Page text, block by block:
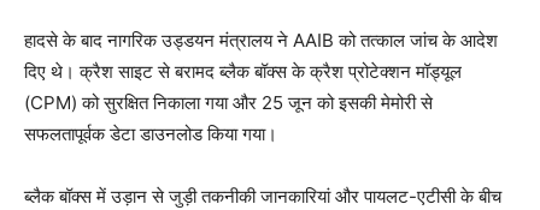
हादसे के बाद नागरिक उड्डयन मंत्रालय ने AAIB को तत्काल जांच के आदेश
दिए थे। क्रैश साइट से बरामद ब्लैक बॉक्स के क्रैश प्रोटेक्शन मॉड्यूल
(CPM) को सुरक्षित निकाला गया और 25 जून को इसकी मेमोरी से
सफलतापूर्वक डेटा डाउनलोड किया गया।
ब्लैक बॉक्स में उड़ान से जुड़ी तकनीकी जानकारियां और पायलट-एटीसी के बीच